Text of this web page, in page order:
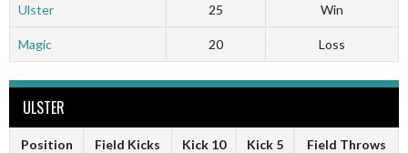
Ulster 25 Win
Magic 20 Loss
ULSTER
Position Field Kicks Kick 10 Kick 5 Field Throws